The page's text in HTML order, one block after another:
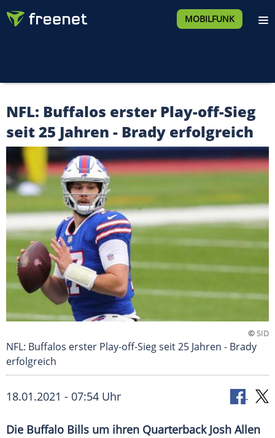
MOBILFUNK
NFL: Buffalos erster Play-off-Sieg
seit 25 Jahren - Brady erfolgreich
©SID
NFL: Buffalos erster Play-off-Sieg seit 25 Jahren - Brady
erfolgreich
18.01.2021 - 07:54 Uhr
Die Buffalo Bills um ihren Quarterback Josh Allen